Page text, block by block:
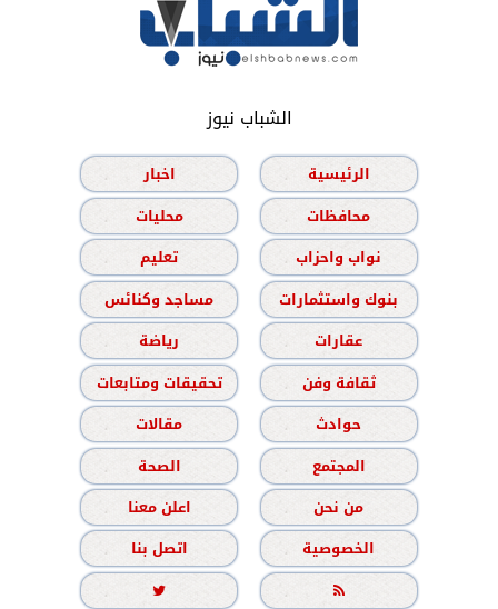
الشباب نيوز
الرئيسية
اخبار
محافظات
محليات
نواب واحزاب
تعليم
بنوك واستثمارات
مساجد وكنائس
عقارات
رياضة
ثقافة وفن
تحقيقات ومتابعات
حوادث
مقالات
المجتمع
الصحة
من نحن
اعلن معنا
الخصوصية
اتصل بنا

